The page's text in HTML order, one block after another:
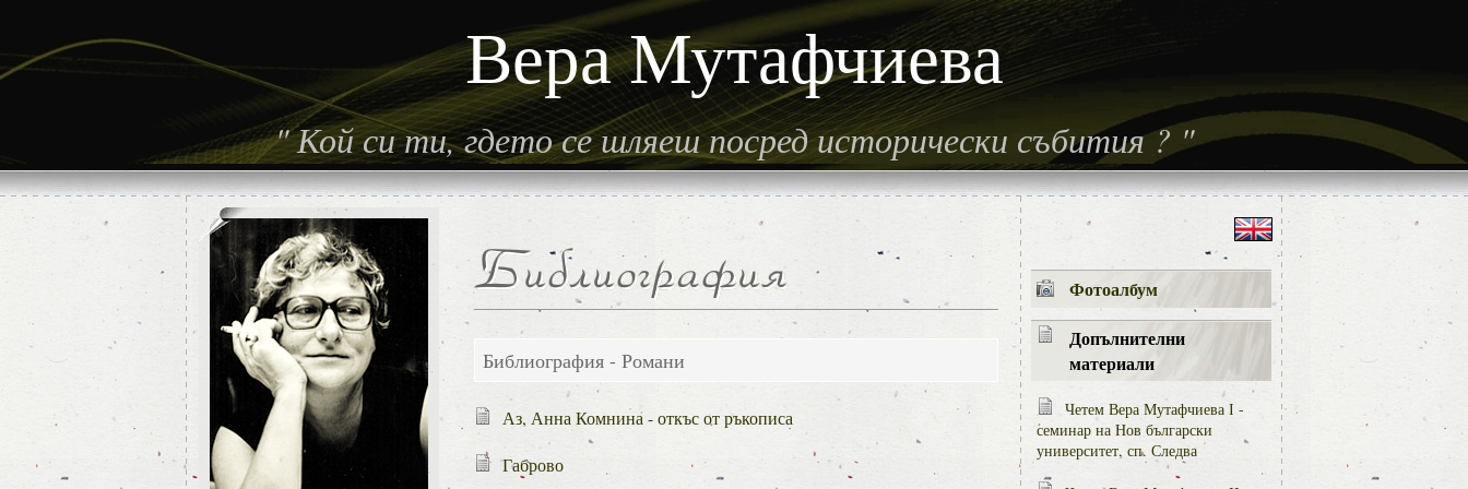
Вера Мутафчиева
"Кой си ти, гдето се шляеш посред исторически събития?"
Библиография - Романи
Аз, Анна Комнина - откъс от ръкописа
Габрово
Фотоалбум
Допълнителни
материали
Четем Вера Мутафчиева І -
семинар на Нов български
университет, сп. Следва